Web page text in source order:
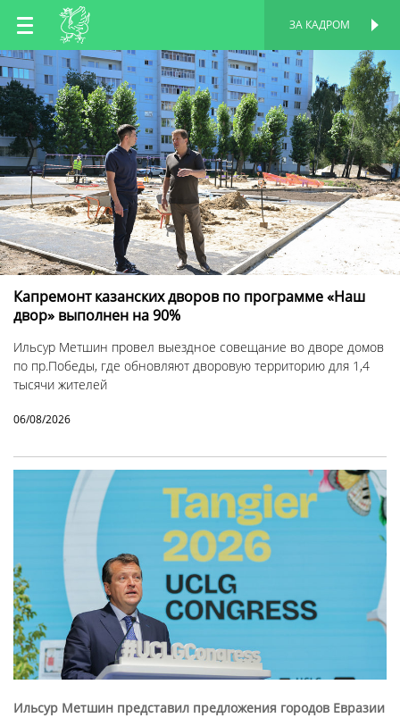
RU
EN
TT
ЗА КАДРОМ
Капремонт казанских дворов по программе «Наш
двор» выполнен на 90%
Ильсур Метшин провел выездное совещание во дворе домов
по пр.Победы, где обновляют дворовую территорию для 1,4
тысячи жителей
06/08/2026
Ильсур Метшин представил предложения городов Евразии
ПЕРСОНАЛЬНАЯ
СТРАНИЦА